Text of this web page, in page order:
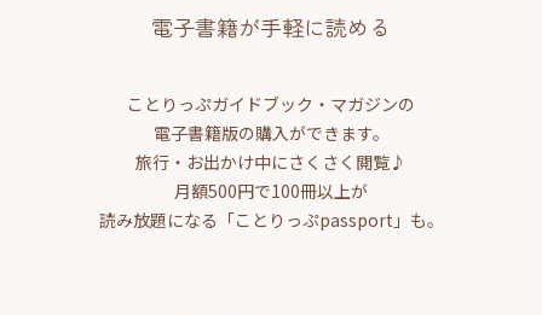
電子書籍が手軽に読める
ことりっぷガイドブック・マガジンの
電子書籍版の購入ができます。
旅行・お出かけ中にさくさく閲覧♪
月額500円で100冊以上が
読み放題になる「ことりっぷpassport」も。